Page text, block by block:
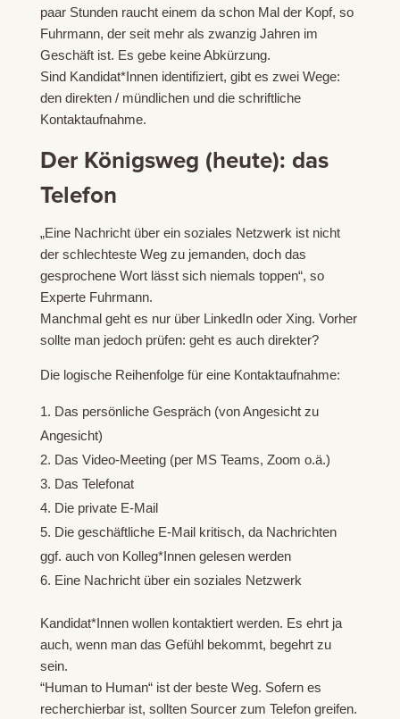
paar Stunden raucht einem da schon Mal der Kopf, so
Fuhrmann, der seit mehr als zwanzig Jahren im
Geschäft ist. Es gebe keine Abkürzung.
Sind Kandidat*Innen identifiziert, gibt es zwei Wege:
den direkten / mündlichen und die schriftliche
Kontaktaufnahme.
Der Königsweg (heute): das
Telefon
„Eine Nachricht über ein soziales Netzwerk ist nicht
der schlechteste Weg zu jemanden, doch das
gesprochene Wort lässt sich niemals toppen“, so
Experte Fuhrmann.
Manchmal geht es nur über LinkedIn oder Xing. Vorher
sollte man jedoch prüfen: geht es auch direkter?
Die logische Reihenfolge für eine Kontaktaufnahme:
Das persönliche Gespräch (von Angesicht zu
Angesicht)
Das Video-Meeting (per MS Teams, Zoom o.ä.)
Das Telefonat
Die private E-Mail
Die geschäftliche E-Mail kritisch, da Nachrichten
ggf. auch von Kolleg*Innen gelesen werden
Eine Nachricht über ein soziales Netzwerk
Kandidat*Innen wollen kontaktiert werden. Es ehrt ja
auch, wenn man das Gefühl bekommt, begehrt zu
sein.
“Human to Human“ ist der beste Weg. Sofern es
recherchierbar ist, sollten Sourcer zum Telefon greifen.